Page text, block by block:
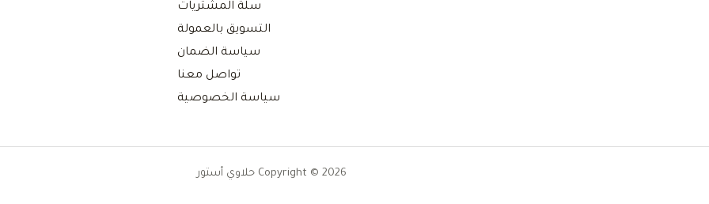
سلة المشتريات
التسويق بالعمولة
سياسة الضمان
تواصل معنا
سياسة الخصوصية
Copyright © 2026 حلاوي أستور